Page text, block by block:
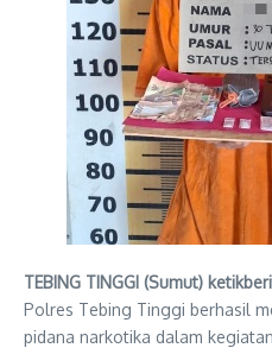
TEBING TINGGI (Sumut)
Polres Tebing Tinggi berhasil
pidana narkotika dalam